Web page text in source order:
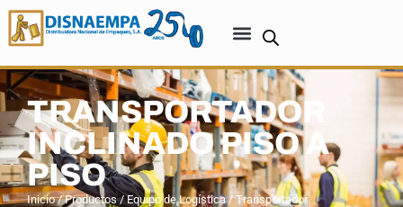
TRANSPORTADOR
INCLINADO PISO A
PISO
Inicio/Productos/Equipo de Logística/Transportador